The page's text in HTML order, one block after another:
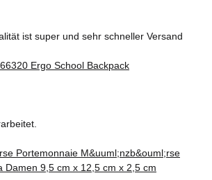
ist super und sehr schneller Versand